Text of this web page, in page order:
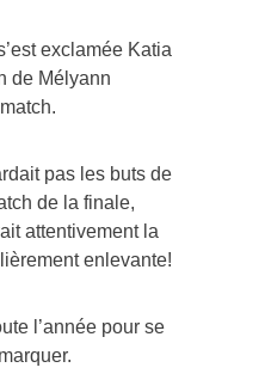
exclamée Katia
de Mélyann
pas les buts de
de la finale,
attentivement la
enlevante!
l’année pour se